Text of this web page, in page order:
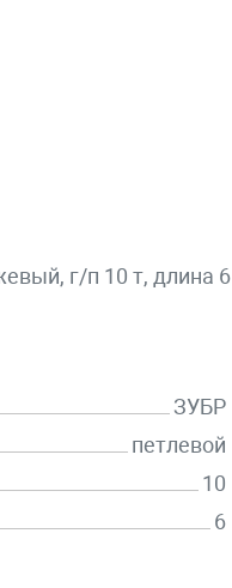
г/п 10 т, длина
ЗУБР
петлевой
10
6